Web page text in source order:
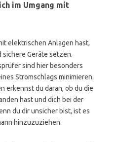
im Umgang mit
elektrischen Anlagen hast,
Geräte setzen.
sind hier besonders
Stromschlags minimieren.
erkennst du daran, ob du die
hast und dich bei der
du dir unsicher bist, ist es
hinzuzuziehen.